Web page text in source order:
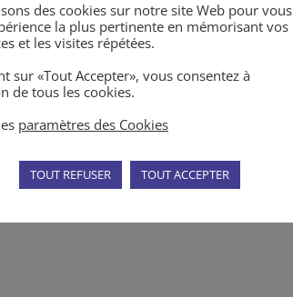
des cookies sur notre site Web pour vous
la plus pertinente en mémorisant vos
et les visites répétées.
sur «Tout Accepter», vous consentez à
de tous les cookies.
paramètres des Cookies
TOUT REFUSER TOUT ACCEPTER